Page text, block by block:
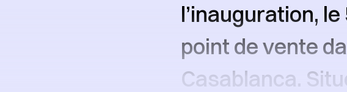
l’inauguration,
point de vente
Casablanca.